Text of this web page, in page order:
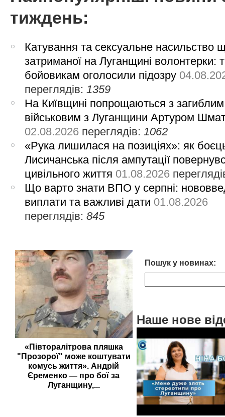
тиждень:
Катування та сексуальне насильство
затриманої на Луганщині волонтерки:
бойовикам оголосили підозру
переглядів: 1359
На Київщині попрощаються з загиблим
військовим з Луганщини Артуром
02.08.2026 переглядів: 1062
«Рука лишилася на позиціях»: як
Лисичанська після ампутації
цивільного життя 01.08.2026
Що варто знати ВПО у серпні:
виплати та важливі дати 01.08.2026
переглядів:845
«Півторалітрова пляшка
"Прозорої" може коштувати
комусь життя». Андрій
Єременко — про бої за
Луганщину,...
Пошук у новинах:
Наше нове